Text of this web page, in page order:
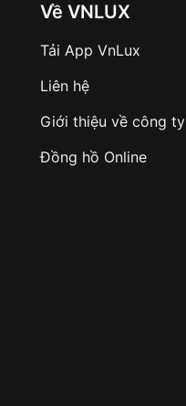
Về VNLUX
Tải App VnLux
Liên hệ
Giới thiệu về công ty
Đồng hồ Online